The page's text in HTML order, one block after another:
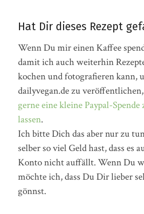
Hat Dir dieses Rezept
Wenn Du mir einen Kaffee
damit ich auch weiterhin
kochen und fotografieren kann,
dailyvegan.de zu
gerne eine kleine Paypal-
lassen.
Ich bitte Dich das aber nur zu
selber so viel Geld hast, dass es
Konto nicht auffällt. Wenn Du
möchte ich, dass Du Dir lieber
gönnst.